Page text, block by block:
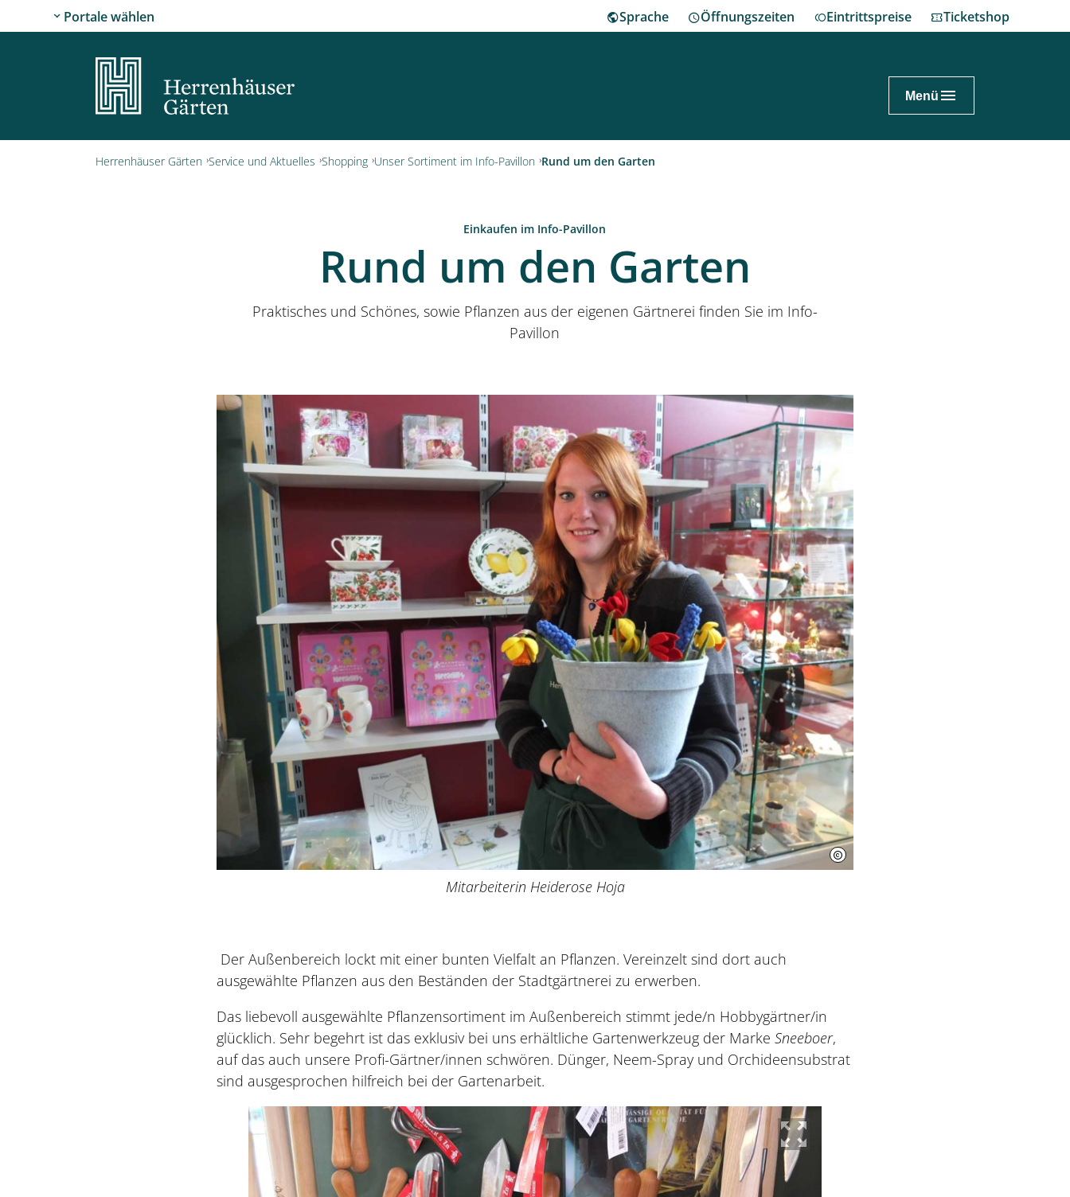
Portale wählen Sprache Öffnungszeiten Eintrittspreise Ticketshop
Menü
Herrenhausen erleben
Kleines Fest im Großen Garten
Service und Aktuelles
Veranstaltungen
Startseite
Öffnungszeiten
Eintrittspreise
Ticketshop
Herrenhäuser Gärten Service und Aktuelles Shopping Unser Sortiment im Info-Pavillon Rund um den Garten
Einkaufen im Info-Pavillon
Rund um den Garten
Praktisches und Schönes, sowie Pflanzen aus der eigenen Gärtnerei finden Sie im Info-
Pavillon
Mitarbeiterin Heiderose Hoja
Der Außenbereich lockt mit einer bunten Vielfalt an Pflanzen. Vereinzelt sind dort auch
ausgewählte Pflanzen aus den Beständen der Stadtgärtnerei zu erwerben.
Das liebevoll ausgewählte Pflanzensortiment im Außenbereich stimmt jede/n Hobbygärtner/in
glücklich. Sehr begehrt ist das exklusiv bei uns erhältliche Gartenwerkzeug der Marke Sneeboer,
auf das auch unsere Profi-Gärtner/innen schwören. Dünger, Neem-Spray und Orchideensubstrat
sind ausgesprochen hilfreich bei der Gartenarbeit.